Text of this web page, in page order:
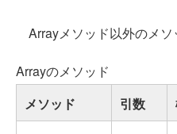
Arrayメソッド以外のメソ
Arrayのメソッド
メソッド
引数